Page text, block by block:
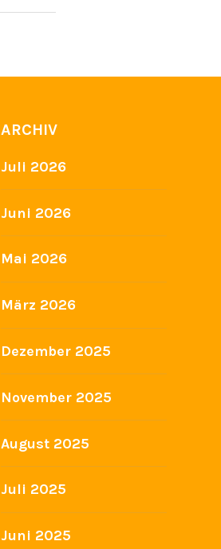
ARCHIV
Juli 2026
Juni 2026
Mai 2026
März 2026
Dezember 2025
November 2025
August 2025
Juli 2025
Juni 2025